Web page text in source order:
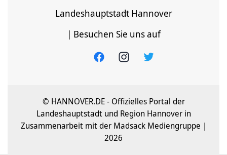
Landeshauptstadt Hannover
| Besuchen Sie uns auf
© HANNOVER.DE - Offizielles Portal der
Landeshauptstadt und Region Hannover in
Zusammenarbeit mit der Madsack Mediengruppe |
2026